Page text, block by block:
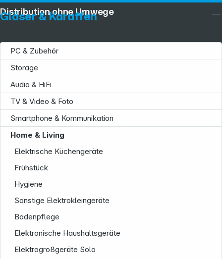
Gläser & Karaffen
PC & Zubehör
Storage
Audio & HiFi
TV & Video & Foto
Smartphone & Kommunikation
Home & Living
Elektrische Küchengeräte
Frühstück
Hygiene
Sonstige Elektrokleingeräte
Bodenpflege
Elektronische Haushaltsgeräte
Elektrogroßgeräte Solo
Distribution ohne Umwege